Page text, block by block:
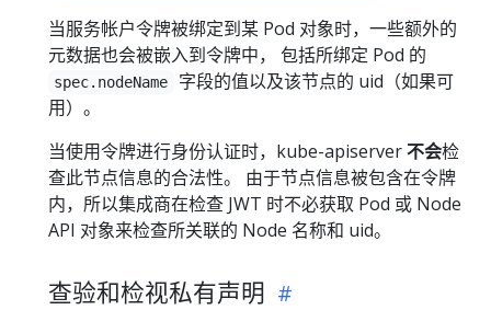
当服务帐户令牌被绑定到某 Pod 对象时，一些额外的
元数据也会被嵌入到令牌中， 包括所绑定 Pod 的
spec.nodeName
字段的值以及该节点的 uid（如果可
用）。
当使用令牌进行身份认证时，kube-apiserver不会检
查此节点信息的合法性。 由于节点信息被包含在令牌
内，所以集成商在检查 JWT 时不必获取 Pod 或 Node
API 对象来检查所关联的 Node 名称和 uid。
查验和检视私有声明